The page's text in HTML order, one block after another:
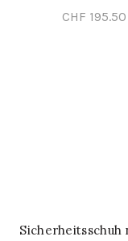
CHF 195.50
SCHNELL-
Sicherheitsschuh